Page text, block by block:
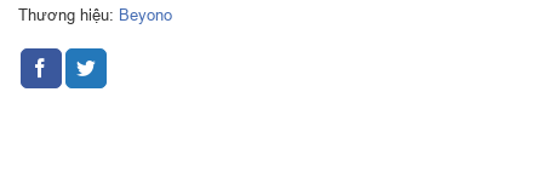
Thương hiệu: Beyono